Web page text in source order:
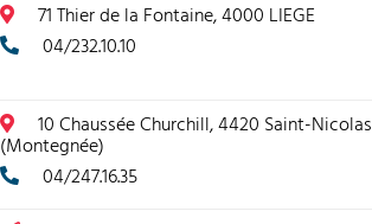
71 Thier de la Fontaine, 4000 LIEGE
04/232.10.10
10 Chaussée Churchill, 4420 Saint-Nicolas
(Montegnée)
04/247.16.35